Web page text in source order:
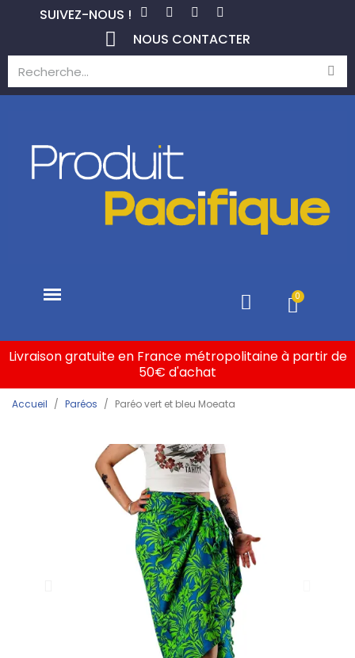
SUIVEZ-NOUS !
NOUS CONTACTER
Livraison gratuite en France métropolitaine à partir de
50€ d'achat
Accueil Paréos Paréo vert et bleu Moeata